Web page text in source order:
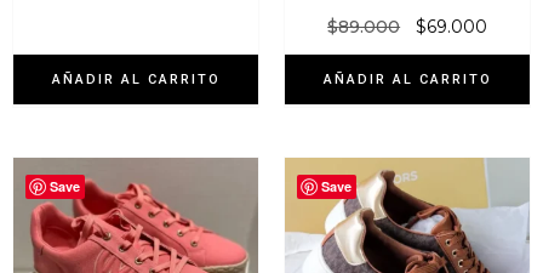
AÑADIR AL CARRITO
$89.000 $69.000
AÑADIR AL CARRITO
Save Save